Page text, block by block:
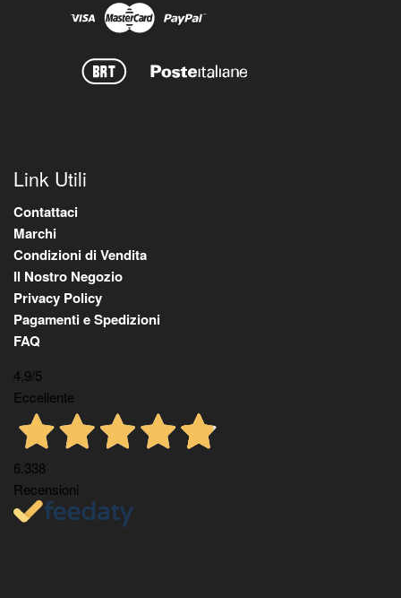
Link Utili
Contattaci
Marchi
Condizioni di Vendita
Il Nostro Negozio
Privacy Policy
Pagamenti e Spedizioni
FAQ
4,9/5
Eccellente
6.338
Recensioni